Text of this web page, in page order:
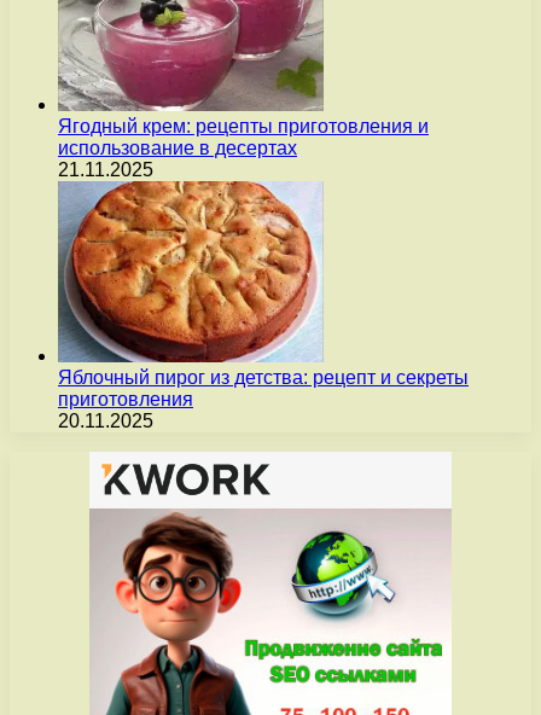
Ягодный крем: рецепты приготовления и
использование в десертах
21.11.2025
Яблочный пирог из детства: рецепт и секреты
приготовления
20.11.2025